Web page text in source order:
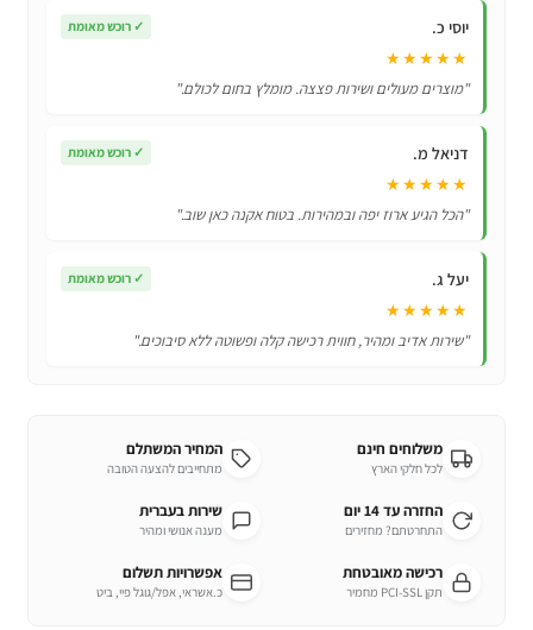
שיאומי
XMRM-
יוסי כ. ✓ רוכש מאומת
★★★★★
"מוצרים מעולים ושירות פצצה. מומלץ בחום לכולם."
דניאל מ. ✓ רוכש מאומת
★★★★★
"הכל הגיע ארוז יפה ובמהירות. בטוח אקנה כאן שוב."
יעל ג. ✓ רוכש מאומת
★★★★★
"שירות אדיב ומהיר, חווית רכישה קלה ופשוטה ללא סיבוכים."
משלוחים חינם
לכל חלקי הארץ
המחיר המשתלם
מתחייבים להצעה הטובה
החזרה עד 14 יום
התחרטתם? מחזירים
שירות בעברית
מענה אנושי ומהיר
רכישה מאובטחת
תקן PCI-SSL מחמיר
אפשרויות תשלום
כ.אשראי, אפל/גוגל פיי, ביט